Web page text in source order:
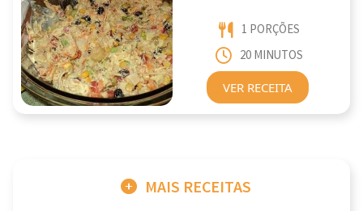
1 PORÇÕES
20 MINUTOS
VER RECEITA
MAIS RECEITAS